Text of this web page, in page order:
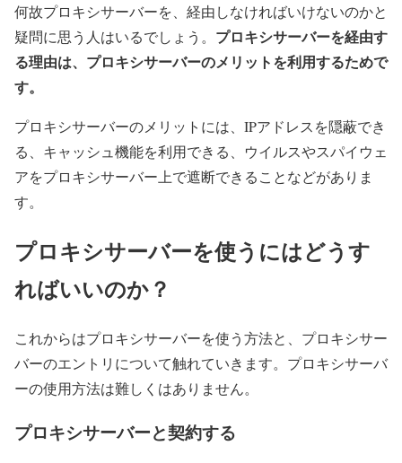
何故プロキシサーバーを、経由しなければいけないのかと
疑問に思う人はいるでしょう。 プロキシサーバーを経由す
る理由は、プロキシサーバーのメリットを利用するためで
す。
プロキシサーバーのメリットには、IPアドレスを隠蔽でき
る、キャッシュ機能を利用できる、ウイルスやスパイウェ
アをプロキシサーバー上で遮断できることなどがありま
す。
プロキシサーバーを使うにはどうす
ればいいのか？
これからはプロキシサーバーを使う方法と、プロキシサー
バーのエントリについて触れていきます。プロキシサーバ
ーの使用方法は難しくはありません。
プロキシサーバーと契約する